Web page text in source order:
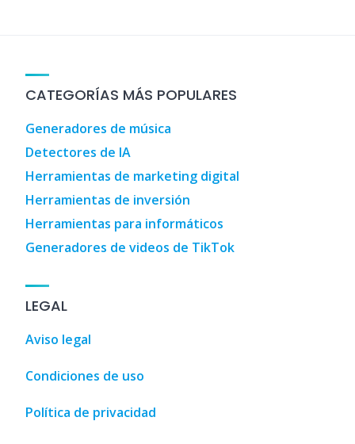
CATEGORÍAS MÁS POPULARES
Generadores de música
Detectores de IA
Herramientas de marketing digital
Herramientas de inversión
Herramientas para informáticos
Generadores de videos de TikTok
LEGAL
Aviso legal
Condiciones de uso
Política de privacidad